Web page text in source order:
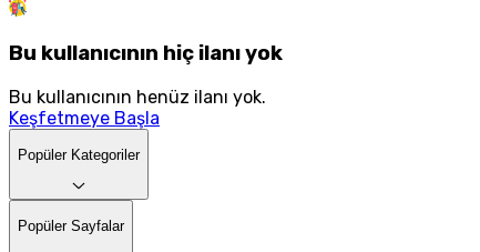
Bu kullanıcının hiç ilanı yok
Bu kullanıcının henüz ilanı yok.
Keşfetmeye Başla
Popüler Kategoriler
Popüler Sayfalar